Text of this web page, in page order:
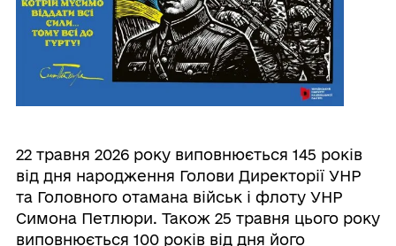
22 травня 2026 року виповнюється 145 років
від дня народження Голови Директорії УНР
та Головного отамана військ і флоту УНР
Симона Петлюри. Також 25 травня цього року
виповнюється 100 років від дня його